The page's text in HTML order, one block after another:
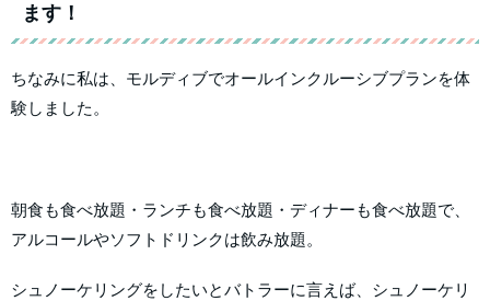
ます！
ちなみに私は、モルディブでオールインクルーシブプランを体
験しました。
朝食も食べ放題・ランチも食べ放題・ディナーも食べ放題で、
アルコールやソフトドリンクは飲み放題。
シュノーケリングをしたいとバトラーに言えば、シュノーケリ